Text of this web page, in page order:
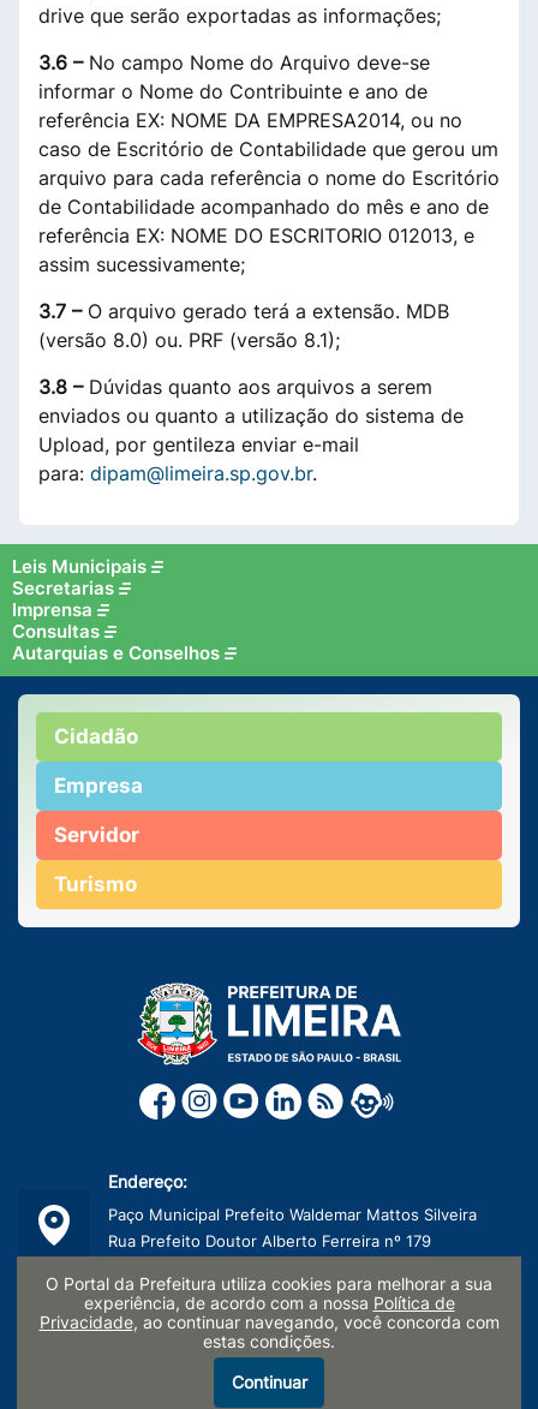
drive que serão exportadas as informações;
3.6 – No campo Nome do Arquivo deve-se
informar o Nome do Contribuinte e ano de
referência EX: NOME DA EMPRESA2014, ou no
caso de Escritório de Contabilidade que gerou um
arquivo para cada referência o nome do Escritório
de Contabilidade acompanhado do mês e ano de
referência EX: NOME DO ESCRITORIO 012013, e
assim sucessivamente;
3.7 – O arquivo gerado terá a extensão. MDB
(versão 8.0) ou. PRF (versão 8.1);
3.8 – Dúvidas quanto aos arquivos a serem
enviados ou quanto a utilização do sistema de
Upload, por gentileza enviar e-mail
para: dipam@limeira.sp.gov.br.
Leis Municipais
Secretarias
Imprensa
Consultas
Autarquias e Conselhos
Cidadão
Empresa
Servidor
Turismo
Endereço:
Paço Municipal Prefeito Waldemar Mattos Silveira
Rua Prefeito Doutor Alberto Ferreira nº 179
Telefone:
(19) 3404-9600
O Portal da Prefeitura utiliza cookies para melhorar a sua
experiência, de acordo com a nossa Política de
Privacidade, ao continuar navegando, você concorda com
estas condições.
Continuar